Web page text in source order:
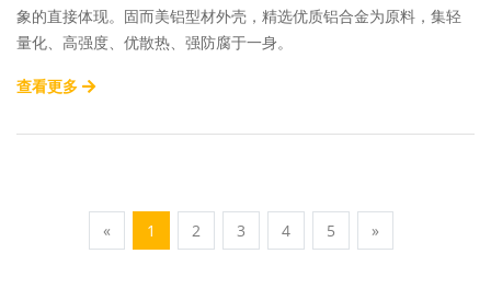
象的直接体现。固而美铝型材外壳，精选优质铝合金为原料，集轻
量化、高强度、优散热、强防腐于一身。
查看更多
« 1 2 3 4 5 »